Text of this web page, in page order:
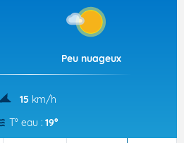
Peu nuageux
15 km/h
T° eau : 19°